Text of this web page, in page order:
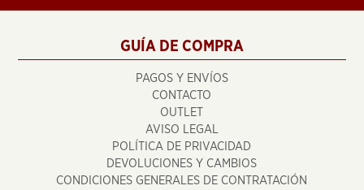
GUÍA DE COMPRA
PAGOS Y ENVÍOS
CONTACTO
OUTLET
AVISO LEGAL
POLÍTICA DE PRIVACIDAD
DEVOLUCIONES Y CAMBIOS
CONDICIONES GENERALES DE CONTRATACIÓN